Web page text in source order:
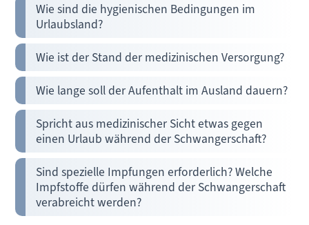
Wie sind die hygienischen Bedingungen im
Urlaubsland?
Wie ist der Stand der medizinischen Versorgung?
Wie lange soll der Aufenthalt im Ausland dauern?
Spricht aus medizinischer Sicht etwas gegen
einen Urlaub während der Schwangerschaft?
Sind spezielle Impfungen erforderlich? Welche
Impfstoffe dürfen während der Schwangerschaft
verabreicht werden?